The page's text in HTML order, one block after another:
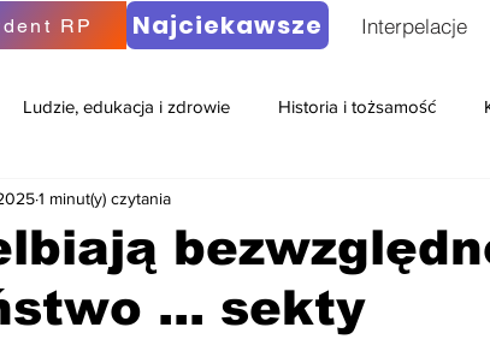
RP Najciekawsze Interpelacje
Ludzie, edukacja i zdrowie Historia i tożsamość
... sekty
1 minut(y) czytania